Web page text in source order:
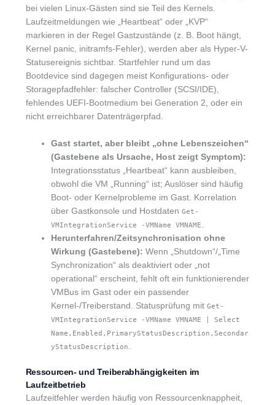
bei vielen Linux-Gästen sind sie Teil des Kernels.
Laufzeitmeldungen wie „Heartbeat“ oder „KVP“
markieren in der Regel Gastzustände (z. B. Boot hängt,
Kernel panic, initramfs-Fehler), werden aber als Hyper-V-
Statusereignis sichtbar. Startfehler rund um das
Bootdevice sind dagegen meist Konfigurations- oder
Storagepfadfehler: falscher Controller (SCSI/IDE),
fehlendes UEFI-Bootmedium bei Generation 2, oder ein
nicht erreichbarer Datenträgerpfad.
Gast startet, aber bleibt „ohne Lebenszeichen“
(Gastebene als Ursache, Host zeigt Symptom):
Integrationsstatus „Heartbeat“ kann ausbleiben,
obwohl die VM „Running“ ist; Auslöser sind häufig
Boot- oder Kernelprobleme im Gast. Korrelation
über Gastkonsole und Hostdaten Get-
VMIntegrationService -VMName VMNAME
Herunterfahren/Zeitsynchronisation ohne
Wirkung (Gastebene): Wenn „Shutdown“/„Time
Synchronization“ als deaktiviert oder „not
operational“ erscheint, fehlt oft ein funktionierender
VMBus im Gast oder ein passender
Kernel-/Treiberstand. Statusprüfung mit Get-
VMIntegrationService -VMName VMNAME | Select
Name,Enabled,PrimaryStatusDescription,Secondar
yStatusDescription
Ressourcen- und Treiberabhängigkeiten im
Laufzeitbetrieb
Laufzeitfehler werden häufig von Ressourcenknappheit,